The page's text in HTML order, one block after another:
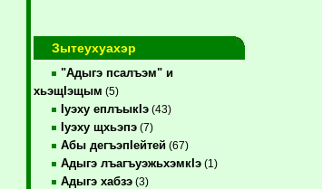
Зытеухуахэр
"Адыгэ псалъэм" и
хьэщIэщым (5)
Iуэху еплъыкIэ(43)
Iуэху щхьэпэ(7)
Абы дегъэпIейтей(67)
Адыгэ лъагъуэжьхэмкIэ(1)
Адыгэ хабзэ(3)